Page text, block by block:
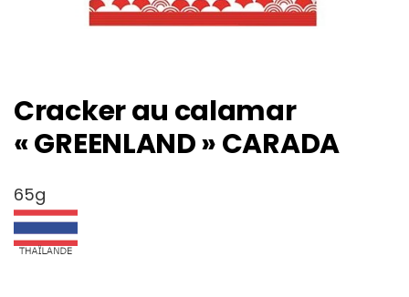
Cracker au calamar
« GREENLAND » CARADA
65g